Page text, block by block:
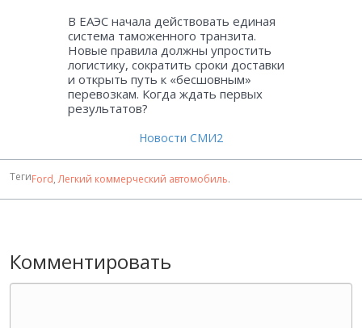
В ЕАЭС начала действовать единая
система таможенного транзита.
Новые правила должны упростить
логистику, сократить сроки доставки
и открыть путь к «бесшовным»
перевозкам. Когда ждать первых
результатов?
Новости СМИ2
ТегиFord,Легкий коммерческий автомобиль.
Комментировать